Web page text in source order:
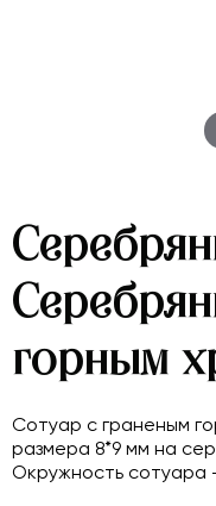
горным
Сотуар с граненым
размера 8*9 мм на
Окружность сотуара